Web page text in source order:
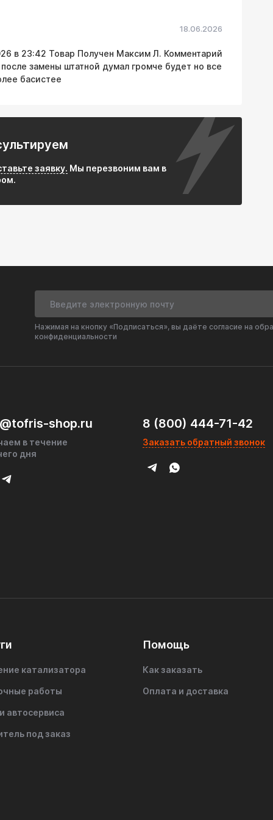
волокно
не ржавеет и не прогорает
наполнитель гасит резонанс и
автомобилей с аналогичными
как в штатные, так и в тюнинговые
аналогичного качества
тех, кто ценит качество и долговечность.
акустического комфорта
18.06.2026
в 23:42 Товар Получен Максим Л. Комментарий
замены штатной думал громче будет но все
басистее
заявку. Мы перезвоним вам в
Нажимая на кнопку «Подписаться», вы даёте согласие на
конфиденциальности
shop.ru
в течение
дня
8 (800) 444-71-42
Заказать обратный звонок
катализатора
работы
автосервиса
под заказ
Помощь
Как заказать
Оплата и доставка